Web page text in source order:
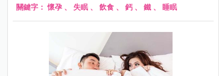
這著實成為孕婦的一個困擾。
關鍵字：懷孕 、 失眠、 飲食 、 鈣、 鐵 、 睡眠